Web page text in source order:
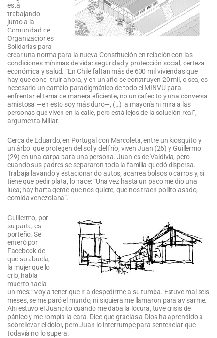
está
trabajando
junto a la
Comunidad de
Organizaciones
Solidarias para
crear una norma para la nueva Constitución en relación con las
condiciones mínimas de vida: seguridad y protección social, certeza
económica y salud. “En Chile faltan más de 600 mil viviendas que
hay que cons- truir ahora, y en un año se construyen 20 mil, o sea, es
necesario un cambio paradigmático de todo el MINVU para
enfrentar el tema de manera eficiente, no un cafecito y una conversa
amistosa —en esto soy más duro—, (…) la mayoría ni mira a las
personas que viven en la calle, pero está lejos de la solución real”,
argumenta Millar.
Cerca de Eduardo, en Portugal con Marcoleta, entre un kiosquito y
un árbol que protegen del sol y del frío, viven Juan (26) y Guillermo
(29) en una carpa para una persona. Juan es de Valdivia, pero
cuando sus padres se separaron toda la familia quedó dispersa.
Trabaja lavando y estacionando autos, acarrea bolsos o carros y, si
tiene que pedir plata, lo hace: “Una vez hasta un paco me dio una
luca; hay harta gente que nos quiere, que nos traen pollito asado,
comida venezolana”.
Guillermo, por
su parte, es
porteño. Se
enteró por
Facebook de
que su abuela,
la mujer que lo
crio, había
muerto hacía
un mes: “Voy a tener que ir a despedirme a su tumba. Estuve mal seis
meses, se me paró el mundo, ni siquiera me llamaron para avisarme.
Ahí estuvo el Juancito cuando me daba la locura, tuve crisis de
pánico y me rompía la cara. Dice que gracias a Dios ha aprendido a
sobrellevar el dolor, pero Juan lo interrumpe para sentenciar que
todavía no lo supera.